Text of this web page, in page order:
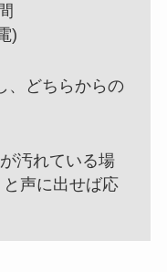
)
、どちらからの
汚れている場
声に出せば応